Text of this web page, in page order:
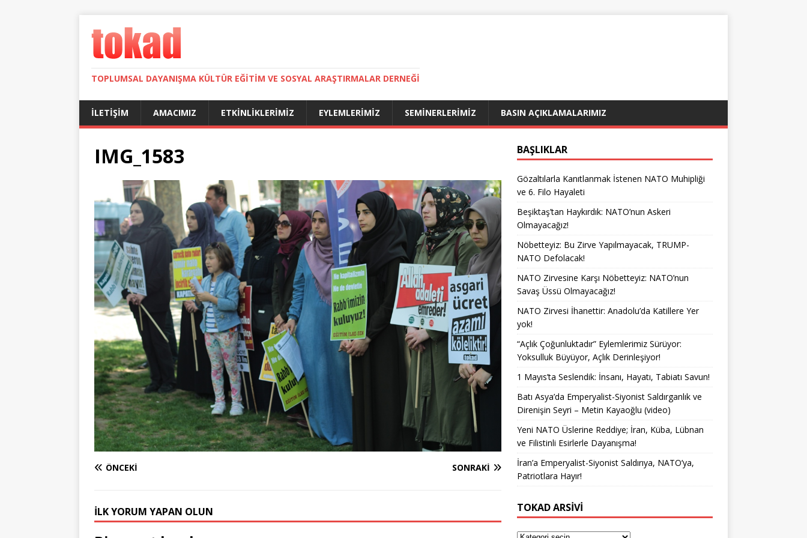
TOPLUMSAL DAYANIŞMA KÜLTÜR EĞITIM VE SOSYAL ARAŞTIRMALAR DERNEĞI
İLETIŞIM AMACIMIZ ETKINLIKLERIMIZ EYLEMLERIMIZ SEMINERLERIMIZ BASIN AÇIKLAMALARIMIZ
IMG_1583
ÖNCEKI SONRAKI
İLK YORUM YAPAN OLUN
BAŞLIKLAR
Gözaltılarla Kanıtlanmak İstenen NATO Muhipliği
ve 6. Filo Hayaleti
Beşiktaş’tan Haykırdık: NATO’nun Askeri
Olmayacağız!
Nöbetteyiz: Bu Zirve Yapılmayacak, TRUMP-
NATO Defolacak!
NATO Zirvesine Karşı Nöbetteyiz: NATO’nun
Savaş Üssü Olmayacağız!
NATO Zirvesi İhanettir: Anadolu’da Katillere Yer
yok!
“Açlık Çoğunluktadır” Eylemlerimiz Sürüyor:
Yoksulluk Büyüyor, Açlık Derinleşiyor!
1 Mayıs’ta Seslendik: İnsanı, Hayatı, Tabiatı Savun!
Batı Asya’da Emperyalist-Siyonist Saldırganlık ve
Direnişin Seyri – Metin Kayaoğlu (video)
Yeni NATO Üslerine Reddiye; İran, Küba, Lübnan
ve Filistinli Esirlerle Dayanışma!
İran’a Emperyalist-Siyonist Saldırıya, NATO’ya,
Patriotlara Hayır!
TOKAD ARSIVI